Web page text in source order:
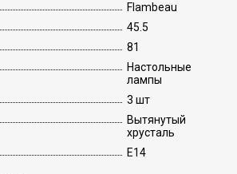
Flambeau
45.5
81
Настольные
лампы
3 шт
Вытянутый
хрусталь
E14